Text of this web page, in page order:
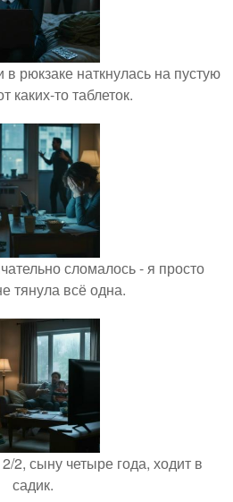
рюкзаке наткнулась на пустую
каких-то таблеток.
сломалось - я просто
тянула всё одна.
2, сыну четыре года, ходит в
садик.